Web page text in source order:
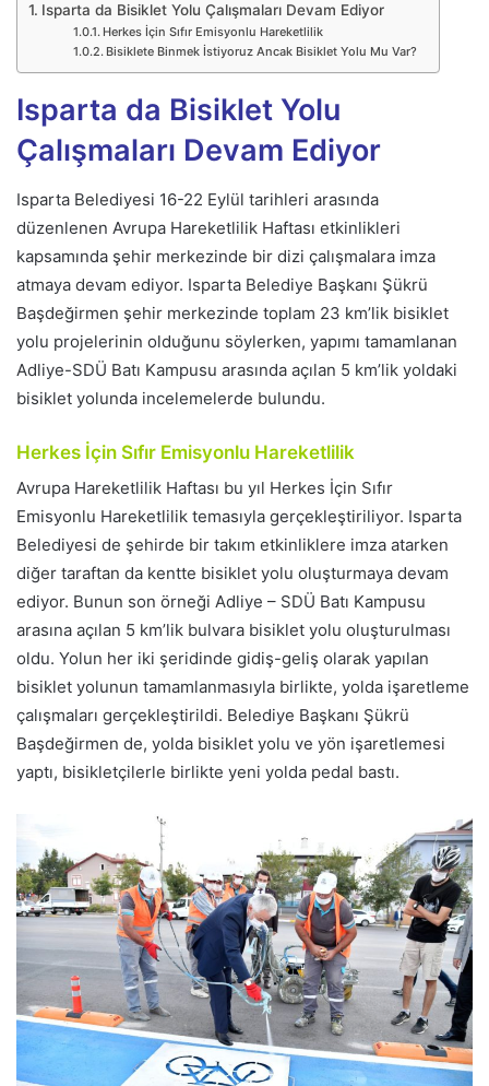
k
Isparta da Bisiklet Yolu Çalışmaları Devam Ediyor
Herkes İçin Sıfır Emisyonlu Hareketlilik
Bisiklete Binmek İstiyoruz Ancak Bisiklet Yolu Mu Var?
Isparta da Bisiklet Yolu
Çalışmaları Devam Ediyor
Isparta Belediyesi 16-22 Eylül tarihleri arasında
düzenlenen Avrupa Hareketlilik Haftası etkinlikleri
kapsamında şehir merkezinde bir dizi çalışmalara imza
atmaya devam ediyor. Isparta Belediye Başkanı Şükrü
Başdeğirmen şehir merkezinde toplam 23 km’lik bisiklet
yolu projelerinin olduğunu söylerken, yapımı tamamlanan
Adliye-SDÜ Batı Kampusu arasında açılan 5 km’lik yoldaki
bisiklet yolunda incelemelerde bulundu.
Herkes İçin Sıfır Emisyonlu Hareketlilik
Avrupa Hareketlilik Haftası bu yıl Herkes İçin Sıfır
Emisyonlu Hareketlilik temasıyla gerçekleştiriliyor. Isparta
Belediyesi de şehirde bir takım etkinliklere imza atarken
diğer taraftan da kentte bisiklet yolu oluşturmaya devam
ediyor. Bunun son örneği Adliye – SDÜ Batı Kampusu
arasına açılan 5 km’lik bulvara bisiklet yolu oluşturulması
oldu. Yolun her iki şeridinde gidiş-geliş olarak yapılan
bisiklet yolunun tamamlanmasıyla birlikte, yolda işaretleme
çalışmaları gerçekleştirildi. Belediye Başkanı Şükrü
Başdeğirmen de, yolda bisiklet yolu ve yön işaretlemesi
yaptı, bisikletçilerle birlikte yeni yolda pedal bastı.